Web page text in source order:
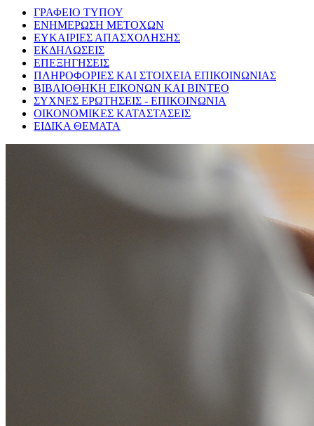
ΓΡΑΦΕΙΟ ΤΥΠΟΥ
ΕΝΗΜΕΡΩΣΗ ΜΕΤΟΧΩΝ
ΕΥΚΑΙΡΙΕΣ ΑΠΑΣΧΟΛΗΣΗΣ
ΕΚΔΗΛΩΣΕΙΣ
ΕΠΕΞΗΓΗΣΕΙΣ
ΠΛΗΡΟΦΟΡΙΕΣ ΚΑΙ ΣΤΟΙΧΕΙΑ ΕΠΙΚΟΙΝΩΝΙΑΣ
ΒΙΒΛΙΟΘΗΚΗ ΕΙΚΟΝΩΝ ΚΑΙ ΒΙΝΤΕΟ
ΣΥΧΝΕΣ ΕΡΩΤΗΣΕΙΣ - ΕΠΙΚΟΙΝΩΝΙΑ
ΟΙΚΟΝΟΜΙΚΕΣ ΚΑΤΑΣΤΑΣΕΙΣ
ΕΙΔΙΚΑ ΘΕΜΑΤΑ